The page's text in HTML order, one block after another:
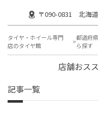
〒090-0831 北海
タイヤ・ホイール専門
店のタイヤ館
都道府
ら探す
店舗おス
記事一覧